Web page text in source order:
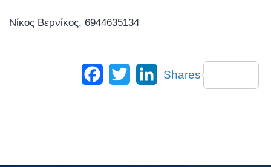
Νίκος Βερνίκος, 6944635134
Facebook
Twitter LinkedIn
Shares